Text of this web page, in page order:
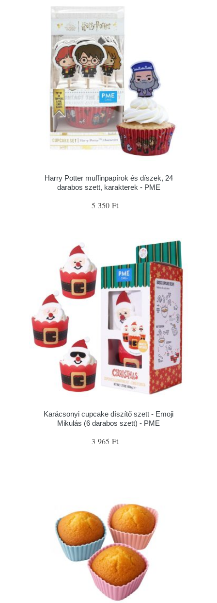
Harry Potter muffinpapírok és díszek, 24
darabos szett, karakterek - PME
5 350 Ft
Karácsonyi cupcake díszítő szett - Emoji
Mikulás (6 darabos szett) - PME
3 965 Ft